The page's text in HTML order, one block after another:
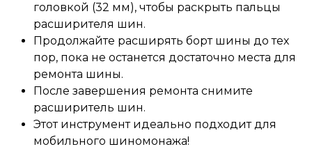
головкой (32 мм), чтобы раскрыть пальцы
расширителя шин.
Продолжайте расширять борт шины до тех
пор, пока не останется достаточно места для
ремонта шины.
После завершения ремонта снимите
расширитель шин.
Этот инструмент идеально подходит для
мобильного шиномонажа!